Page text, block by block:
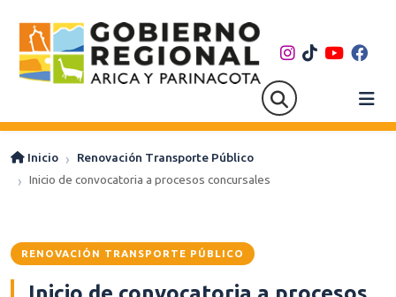
Inicio
Renovación Transporte Público
Inicio de convocatoria a procesos concursales
RENOVACIÓN TRANSPORTE PÚBLICO